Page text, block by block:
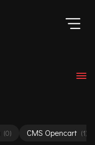
(0) CMS Opencart (1)